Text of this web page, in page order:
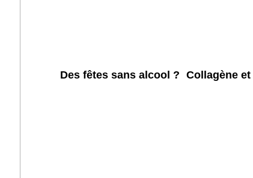
Des fêtes sans alcool ? Collagène